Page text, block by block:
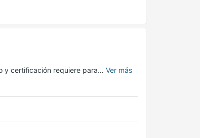
y certificación requiere para… Ver más